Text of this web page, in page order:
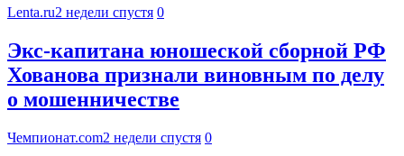
Lenta.ru2 недели спустя 0
Экс-капитана юношеской сборной РФ
Хованова признали виновным по делу
о мошенничестве
Чемпионат.com2 недели спустя 0